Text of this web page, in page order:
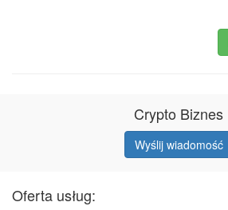
Crypto Biznes
Wyślij wiadomość
Oferta usług: